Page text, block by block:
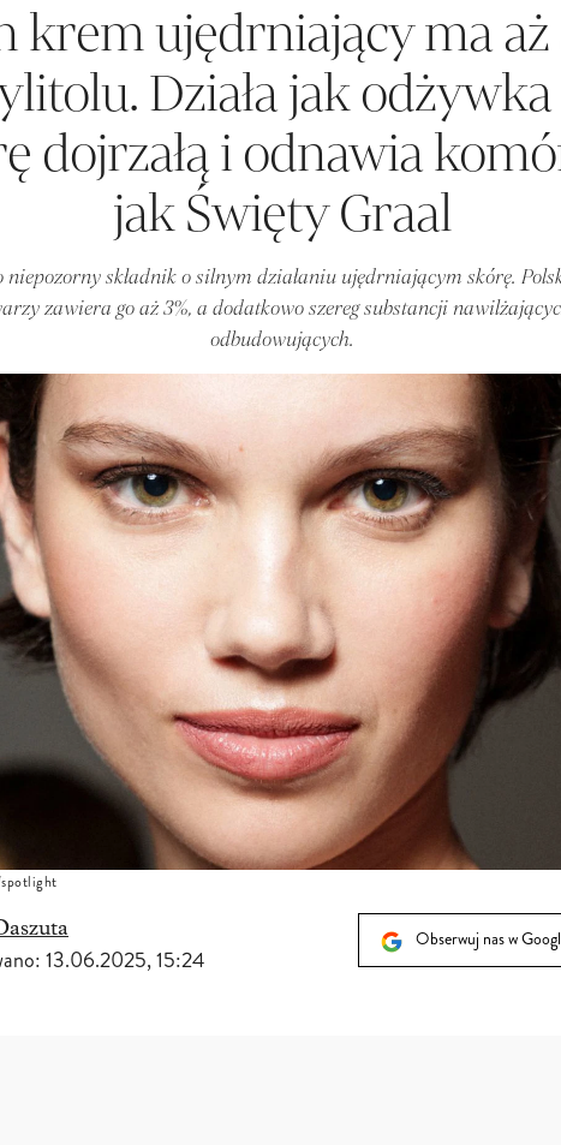
krem ujędrniający ma aż
Działa jak
dojrzałą i odnawia
jak Święty Graal
niepozorny składnik o silnym działaniu ujędrniającym skórę.
zawiera go aż 3%, a dodatkowo szereg substancji
odbudowujących.
13.06.2025, 15:24
Obserwuj nas w